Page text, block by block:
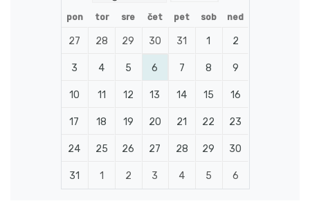
pon tor sre čet pet sob ned
27 28 29 30 31 1 2
3 4 5 6 7 8 9
10 11 12 13 14 15 16
17 18 19 20 21 22 23
24 25 26 27 28 29 30
31 1 2 3 4 5 6